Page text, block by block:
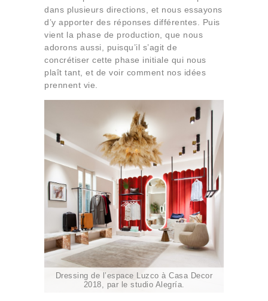
dans plusieurs directions, et nous essayons
d’y apporter des réponses différentes. Puis
vient la phase de production, que nous
adorons aussi, puisqu’il s’agit de
concrétiser cette phase initiale qui nous
plaît tant, et de voir comment nos idées
prennent vie.
Dressing de l’espace Luzco à Casa Decor
2018, par le studio Alegría.